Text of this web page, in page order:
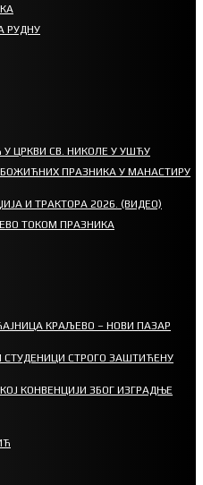
РУДНУ
ЦРКВИ СВ. НИКОЛЕ У УШЋУ
ПРАЗНИКА У МАНАСТИРУ
И ТРАКТОРА 2026. (ВИДЕО)
ТОКОМ ПРАЗНИКА
КРАЉЕВО – НОВИ ПАЗАР
СТРОГО ЗАШТИЋЕНУ
КОНВЕНЦИЈИ ЗБОГ ИЗГРАДЊЕ